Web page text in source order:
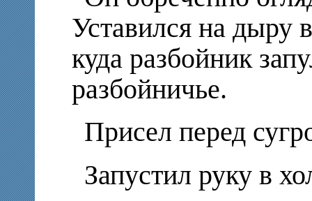
Уставился на дыру
куда разбойник
разбойничье.
Присел перед
Запустил руку в